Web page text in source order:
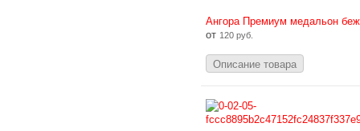
Ангора Премиум медальон
от 120 руб.
Описание товара